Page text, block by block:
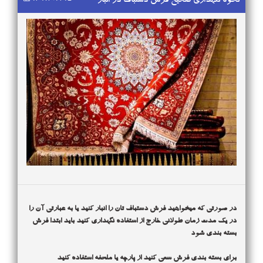
رفوگری باید فرش مورد نظر را کاملاً گسترده و پشت و روی آن را به
دقت بررسی و نوع و میزان آسیب دیدگی ها را تعیین و یادداشت
نمائیم.نام اولین کسی که مبادرت به رفوگری کرده است مثل نام اغلب
سازندگان، ناشناس وگمنام مانده است. این نیک مرد هر کسی بوده گمنام
زیسته و گمنام نیز مرده است بدون اینکه خود بداند که به عالم فرش
چه خدمت ذی قیمتی عرضه کرده است و چه بسا هنرمندانی که بعد از
بنا نهادن زیر بنای هنر خود از دنیا رفته اند ودر حال حاضر نام و نشانی
از آنان در هیچ یک از کتاب های تاریخ دیده نمی شود و جا دارد برای
قدردانی از آنان به روان پاکشان درود بفرستیم و با زنده نگه داشتن
هنر آنان از این هنرمندان ناشناخته و ناشناس سپاسگزار ی نمائیم.
رفوگری باید فرش مورد نظر را کاملاً گسترده و پشت و روی آن را به
نمائیم.
به صورت حرفه ای تحویل بگیرید.همراه با سرویس دهی به کلیه نقاط
اصفهان در سریع ترین زمان ممکن
در صورتی که میخواهید فرش دستباف تان را انبار کنید یا به عبارتی آن را
در یک مدت زمان طولانی خارج از استفاده نگهداری کنید باید ابتدا فرش
بسته بندی شود
برای بسته بندی فرش سعی کنید از پارچه یا ملحفه استفاده کنید